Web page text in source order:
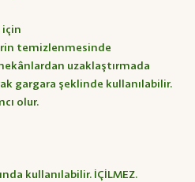
için
temizlenmesinde
uzaklaştırmada
gargara şeklinde kullanılabilir.
olur.
kullanılabilir. İÇİLMEZ.